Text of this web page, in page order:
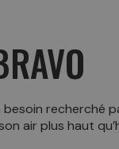
recherché
air plus haut